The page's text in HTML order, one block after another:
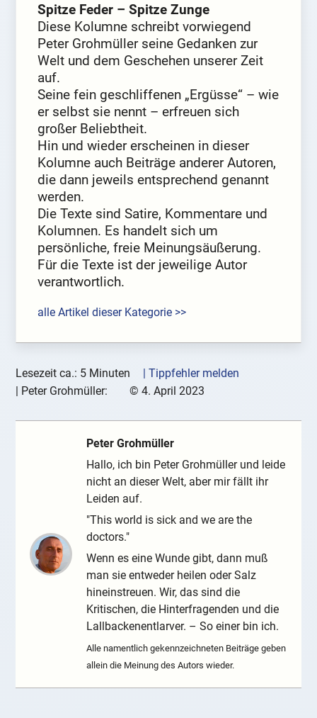
Spitze Feder – Spitze Zunge
Diese Kolumne schreibt vorwiegend
Peter Grohmüller seine Gedanken zur
Welt und dem Geschehen unserer Zeit
auf.
Seine fein geschliffenen „Ergüsse“ – wie
er selbst sie nennt – erfreuen sich
großer Beliebtheit.
Hin und wieder erscheinen in dieser
Kolumne auch Beiträge anderer Autoren,
die dann jeweils entsprechend genannt
werden.
Die Texte sind Satire, Kommentare und
Kolumnen. Es handelt sich um
persönliche, freie Meinungsäußerung.
Für die Texte ist der jeweilige Autor
verantwortlich.
alle Artikel dieser Kategorie >>
Lesezeit ca.: 5 Minuten
| Tippfehler melden
| Peter Grohmüller: © 4. April 2023
Peter Grohmüller
Hallo, ich bin Peter Grohmüller und leide
nicht an dieser Welt, aber mir fällt ihr
Leiden auf.
"This world is sick and we are the
doctors."
Wenn es eine Wunde gibt, dann muß
man sie entweder heilen oder Salz
hineinstreuen. Wir, das sind die
Kritischen, die Hinterfragenden und die
Lallbackenentlarver. – So einer bin ich.
Alle namentlich gekennzeichneten Beiträge geben
allein die Meinung des Autors wieder.